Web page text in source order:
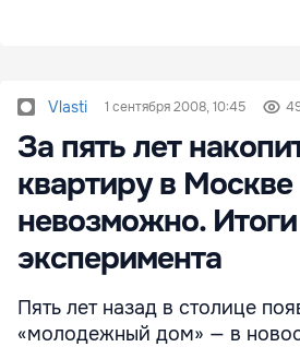
Vlasti 1 сентября 2008, 10:45
За пять лет
квартиру в Москве
невозможно. Итоги
эксперимента
Пять лет назад в столице
«молодежный дом» — в